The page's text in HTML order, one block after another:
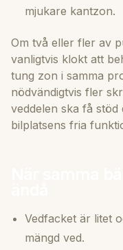
mjukare kantzon.
Om två eller fler av
vanligtvis klokt att
tung zon i samma
nödvändigtvis fler
veddelen ska få stöd
bilplatsens fria
Vedfacket är litet
mängd ved.